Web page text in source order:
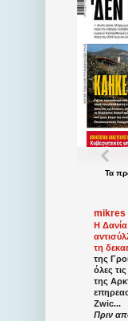
Τα
mikres
Η Δανία
τη
της
όλες
της
Zwic...
Πριν